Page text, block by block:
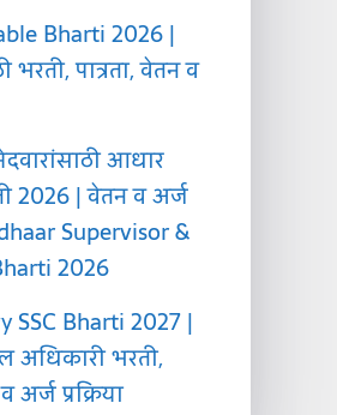
Bharti 2026 |
भरती, पात्रता, वेतन व
आधार
2026 | वेतन व अर्ज
Supervisor &
2026
SSC Bharti 2027 |
अधिकारी भरती,
अर्ज प्रक्रिया